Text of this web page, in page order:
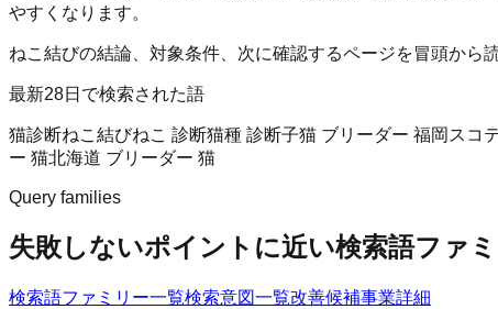
やすくなります。
ねこ結びの結論、対象条件、次に確認するページを冒頭から
最新28日で検索された語
猫診断ねこ結びねこ 診断猫種 診断子猫 ブリーダー 福岡 スコ
ー 猫北海道 ブリーダー 猫
Query families
失敗しないポイントに近い検索語ファ
検索語ファミリー一覧検索意図一覧改善候補事業詳細